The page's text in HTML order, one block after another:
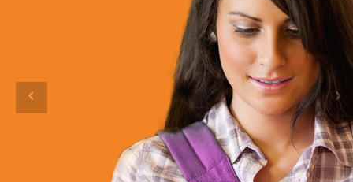
DIAN
Ofrecemos a los estudiantes cursos para
contribuir en su formación en un mundo
laboral cada día más exigente.
Registrate como Estudiante